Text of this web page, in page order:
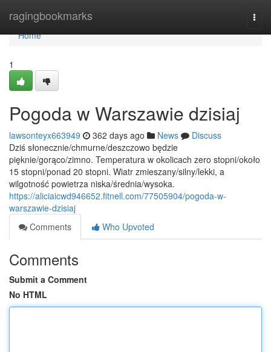
ragingbookmarks
Home
Home
1
Pogoda w Warszawie dzisiaj
lawsonteyx663949 362 days ago News
Discuss
Dziś słonecznie/chmurne/deszczowo będzie
pięknie/gorąco/zimno. Temperatura w okolicach zero stopni/około
15 stopni/ponad 20 stopni. Wiatr zmieszany/silny/lekki, a
wilgotność powietrza niska/średnia/wysoka.
https://aliciaicwd946652.fitnell.com/77505904/pogoda-w-
warszawie-dzisiaj
Comments
Who Upvoted
Comments
Submit a Comment
No HTML